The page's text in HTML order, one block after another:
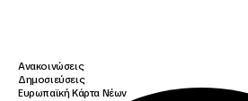
Ανακοινώσεις
Δημοσιεύσεις
Ευρωπαϊκή Κάρτα Νέων